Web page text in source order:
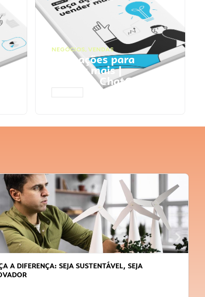
NEGÓCIOS, VENDAS
Faça ações para
vender mais |
Prompts ChatGPT
APRENDA A GERENCIAR O SEU TEMPO